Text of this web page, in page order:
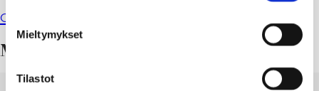
Mieltymykset
Tilastot
Osallistumis- ja arviointisuunnitelma
Muu materiaali